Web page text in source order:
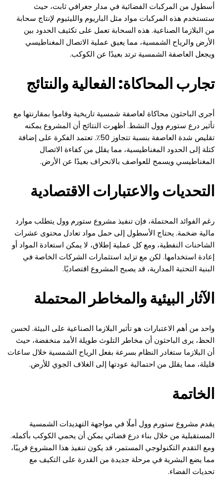
أسطول من المركبات الفضائية في مدار جغرافي ثابت، حيث
ستستخدم هذه المركبات مواد مثل الباريوم والليثيوم لإنتاج سحابة
من البلازما الصناعية. هذه السحابة تعمل على تكثيف الحدود بين
الأرض والرياح الشمسية، مما يعيق عملية الاتصال المغناطيسي
ويجعل العاصفة الشمسية ترتد بعيدًا عن الكوكب.
تجارب المحاكاة: الفعالية والنتائج
أجرى الباحثون محاكاة لعاصفة شمسية تاريخية وقاموا بمقارنتها مع
تأثير درع ستورم وول النشط. أظهرت النتائج أن المشروع يمكنه
تقليص شدة العاصفة بنسبة تتجاوز 50٪. تعتمد الفكرة على إضافة
كتلة إلى الحدود المغناطيسية، مما يقلل من كفاءة الاتصال
المغناطيسي ويسمح للعواصف بالانحراف بعيدًا عن الأرض.
التحديات والاعتبارات الاقتصادية
رغم الفوائد المحتملة، فإن تنفيذ مشروع ستورم وول يتطلب موارد
مالية ضخمة. يحتاج الأسطول إلى حمل مواد تعادل محتوى عشرات
الشاحنات النفطية، ومع كل عملية إطلاق، لا يمكن استعادة المواد أو
إعادة استخدامها. لكن مع تزايد استثمارات الشركات الخاصة في
البنية التحتية المدارية، قد يصبح المشروع اقتصاديًا.
الآثار البيئية والمخاطر المحتملة
واحد من أهم الاعتبارات هو تأثير البلازما الصناعية على البيئة. لحسن
الحظ، يرى الباحثون أن مخاطر التلوث طويلة الأمد منخفضة، حيث
أن البلازما ستغادر النظام بسرعة بفعل الرياح الشمسية خلال ساعات
قليلة، مما يقلل من احتمالية عودتها إلى الغلاف الجوي للأرض.
الخاتمة
يقدم مشروع ستورم وول أملًا في مواجهة التهديدات الشمسية
المستقبلية من خلال بناء درع فضائي يمكن أن يحمي الكوكب بأكمله.
ومع التقدم التكنولوجي المستمر، قد يكون تنفيذ هذا المشروع قريبًا،
مما يضع البشرية في مرحلة جديدة من القدرة على التكيف مع
تحديات الفضاء.